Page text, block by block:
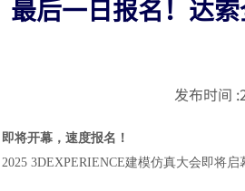
最后一日报名！达
发布时间 :
即将开幕，速度报名 ！
2025 3DEXPERIENCE建模仿真大会即将